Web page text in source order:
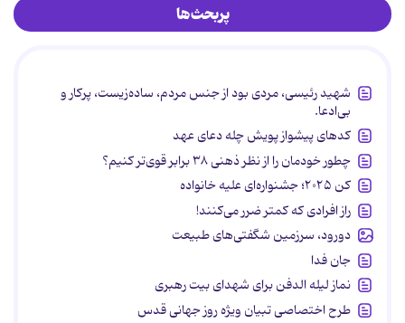
پربحث‌ها
شهید رئیسی، مردی بود از جنس مردم، ساده‌زیست، پرکار و
بی‌ادعا.
کدهای پیشواز پویش چله دعای عهد
چطور خودمان را از نظر ذهنی ۳۸ برابر قوی‌تر کنیم؟
کن ۲۰۲۵؛ جشنواره‌ای علیه خانواده
راز افرادی که کمتر ضرر می‌کنند!
دورود، سرزمین شگفتی‌های طبیعت
جان فدا
نماز لیله الدفن برای شهدای بیت رهبری
طرح اختصاصی تبیان ویژه روز جهانی قدس